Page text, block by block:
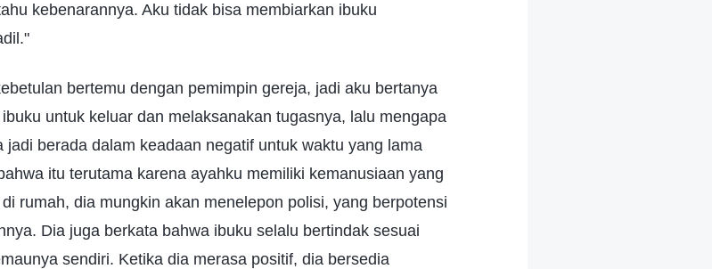
kebenarannya. Aku tidak bisa membiarkan ibuku
bertemu dengan pemimpin gereja, jadi aku bertanya
untuk keluar dan melaksanakan tugasnya, lalu mengapa
jadi berada dalam keadaan negatif untuk waktu yang lama
itu terutama karena ayahku memiliki kemanusiaan yang
rumah, dia mungkin akan menelepon polisi, yang berpotensi
Dia juga berkata bahwa ibuku selalu bertindak sesuai
sendiri. Ketika dia merasa positif, dia bersedia